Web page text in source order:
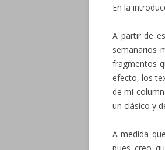
En la
A partir de
semanarios
fragmentos
efecto, los
de mi
un clásico y
A medida